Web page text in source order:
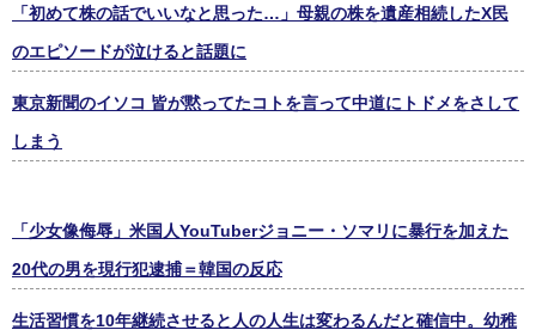
「初めて株の話でいいなと思った…」母親の株を遺産相続したX民
のエピソードが泣けると話題に
東京新聞のイソコ 皆が黙ってたコトを言って中道にトドメをさして
しまう
「少女像侮辱」米国人YouTuberジョニー・ソマリに暴行を加えた
20代の男を現行犯逮捕＝韓国の反応
生活習慣を10年継続させると人の人生は変わるんだと確信中。幼稚